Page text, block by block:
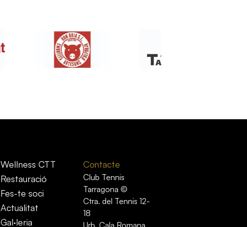
Wellness CTT
Restauració
Fes-te soci
Actualitat
Gal·leria
Contacte
Club Tennis
Tarragona ©
Ctra. del Tennis 12-
18
Urb. Cala Romana